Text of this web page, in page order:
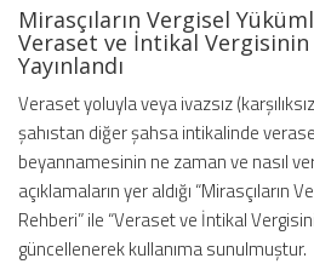
Mirasçıların Vergisel
Veraset ve İntikal Vergisinin
Yayınlandı
Veraset yoluyla veya ivazsız
şahıstan diğer şahsa intikalinde
beyannamesinin ne zaman ve nasıl
açıklamaların yer aldığı “Mirasçıların
Rehberi” ile “Veraset ve İntikal
güncellenerek kullanıma sunulmuştur.